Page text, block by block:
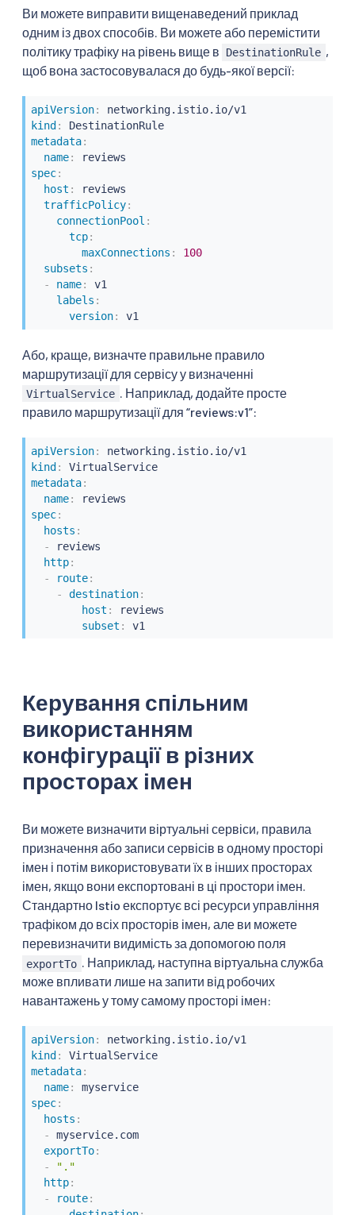
Ви можете виправити вищенаведений приклад
одним із двох способів. Ви можете або перемістити
політику трафіку на рівень вище в
DestinationRule ,
щоб вона застосовувалася до будь-якої версії:
apiVersion:
kind :
DestinationRule
metadata:
name:
spec:
host :
reviews
trafficPolicy:
connectionPool :
tcp:
maxConnections :
100
subsets :
-
name:
v1
labels :
version: v1
Або, краще, визначте правильне правило
маршрутизації для сервісу у визначенні
VirtualService
. Наприклад, додайте просте
правило маршрутизації для “reviews:v1”:
apiVersion:
kind:
VirtualService
metadata:
name:
spec:
hosts :
-
reviews
http:
-
route:
-
destination:
host :
reviews
subset : v1
Керування спільним
використанням
конфігурації в різних
просторах імен
Ви можете визначити віртуальні сервіси, правила
призначення або записи сервісів в одному просторі
імен і потім використовувати їх в інших просторах
імен, якщо вони експортовані в ці простори імен.
Стандартно Istio експортує всі ресурси управління
трафіком до всіх просторів імен, але ви можете
перевизначити видимість за допомогою поля
exportTo . Наприклад, наступна віртуальна служба
може впливати лише на запити від робочих
навантажень у тому самому просторі імен:
apiVersion:
kind :
VirtualService
metadata:
name:
myservice
spec:
hosts :
-
myservice.com
exportTo:
-
"."
http:
-
route: